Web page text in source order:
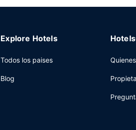
Explore Hotels
Todos los paises
Blog